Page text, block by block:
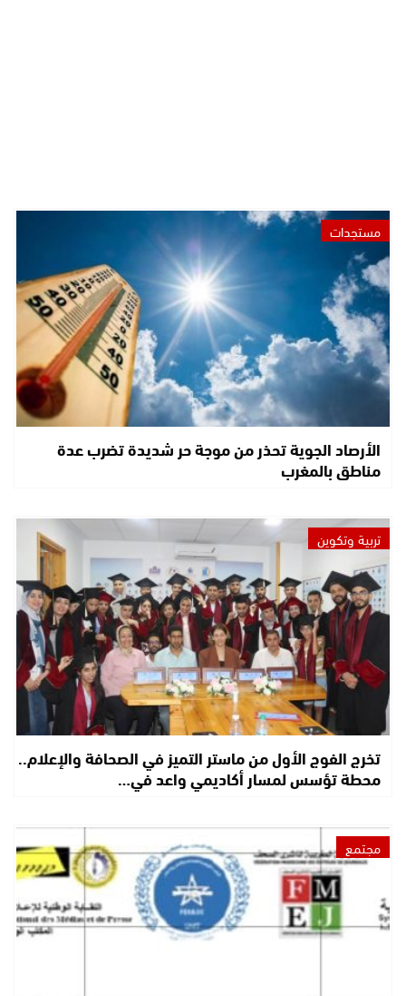
مستجدات
الأرصاد الجوية تحذر من موجة حر شديدة تضرب عدة
مناطق بالمغرب
تربية وتكوين
تخرج الفوج الأول من ماستر التميز في الصحافة والإعلام..
محطة تؤسس لمسار أكاديمي واعد في…
مجتمع